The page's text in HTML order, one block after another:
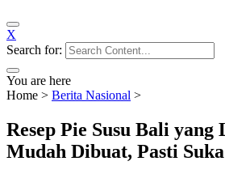
X
Search for:
You are here
Home > Berita Nasional >
Resep Pie Susu Bali yang
Mudah Dibuat, Pasti